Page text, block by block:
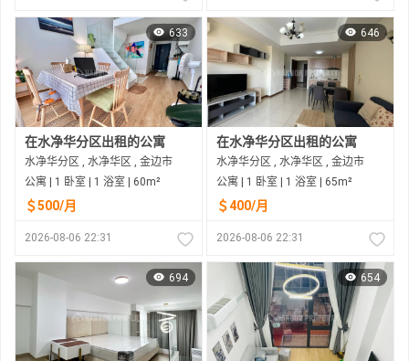
633
在水净华分区出租的公寓
水净华分区 , 水净华区 , 金边市
公寓 | 1 卧室 | 1 浴室 | 60m²
＄500/月
2026-08-06 22:31
646
在水净华分区出租的公寓
水净华分区 , 水净华区 , 金边市
公寓 | 1 卧室 | 1 浴室 | 65m²
＄400/月
2026-08-06 22:31
694 654